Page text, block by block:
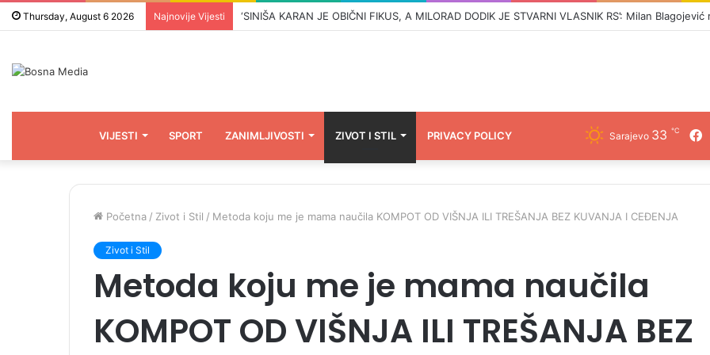
Thursday, August 6 2026 Najnovije Vijesti
VIJESTI SPORT ZANIMLJIVOSTI ZIVOT I STIL PRIVACY POLICY Sarajevo 33 ℃
Početna / Zivot i Stil / Metoda koju me je mama naučila KOMPOT OD VIŠNJA ILI TREŠANJA BEZ KUVANJA I CEĐENJA
Zivot i Stil
Metoda koju me je mama naučila
KOMPOT OD VIŠNJA ILI TREŠANJA BEZ